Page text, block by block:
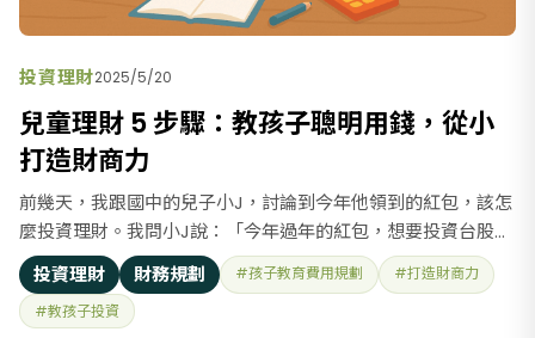
投資理財2025/5/20
兒童理財 5 步驟：教孩子聰明用錢，從小
打造財商力
前幾天，我跟國中的兒子小J，討論到今年他領到的紅包，該怎
麼投資理財。我問小J說：「今年過年的紅包，想要投資台股還
是美股呢？」小J回覆，要選美股。但我又提醒並反問他：「匯
率有波動風險喔！你想投資個股還是ETF？」沒想到小J回答要
投資ETF，讓我有點驚訝。我再問他ETF和個股的差異在哪？小J
投資理財 財務規劃 #孩子教育費用規劃
#打造財商力
#教孩子投資